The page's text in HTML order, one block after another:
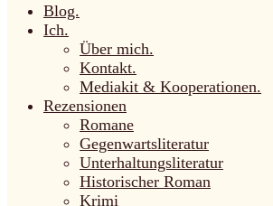
Blog.
Ich.
Über mich.
Kontakt.
Mediakit & Kooperationen.
Rezensionen
Romane
Gegenwartsliteratur
Unterhaltungsliteratur
Historischer Roman
Krimi